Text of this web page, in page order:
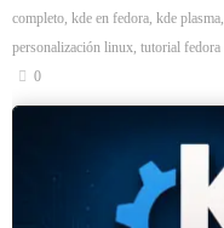
completo, kde en fedora, kde plasma,
personalización linux, tutorial fedora
0